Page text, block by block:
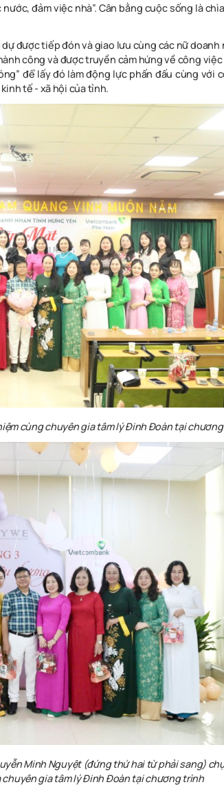
nước,đảmviệc nhà”. Cân bằng cuộcsống làchìa
dựđượctiếpđónvàgiao lưu cùng các nữdoanh
hcông vàđượctruyền cảm hứngvề công việc
g” để lấy đó làm động lực phấn đấu cùng với
kinhtế-xã hội củatỉnh.
cùngchuyêngia tâmlýĐinh Đoàn tạichương
Minh Nguyệt(đứng thứ hai từ phảisang)
chuyêngia tâmlýĐinh Đoàn tạichương trình